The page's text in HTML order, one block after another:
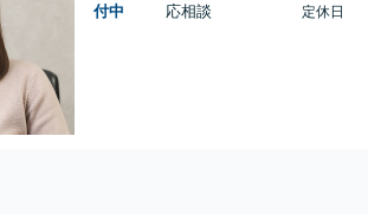
付中
応相談
定休日